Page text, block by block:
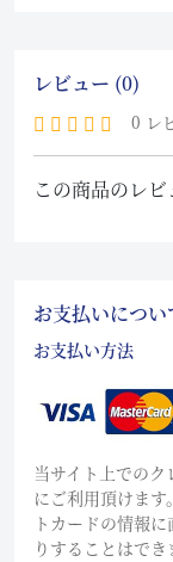
レビュー (0)
0 レ
この商品のレ
お支払いについ
お支払い方法
当サイト上での
にご利用頂けま
トカードの情報
りすることはでき